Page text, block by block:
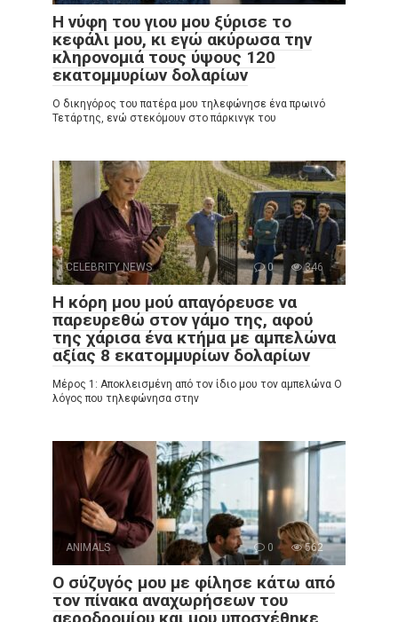
Η νύφη του γιου μου ξύρισε το
κεφάλι μου, κι εγώ ακύρωσα την
κληρονομιά τους ύψους 120
εκατομμυρίων δολαρίων
Ο δικηγόρος του πατέρα μου τηλεφώνησε ένα πρωινό
Τετάρτης, ενώ στεκόμουν στο πάρκινγκ του
CELEBRITY NEWS 0 346
Η κόρη μου μού απαγόρευσε να
παρευρεθώ στον γάμο της, αφού
της χάρισα ένα κτήμα με αμπελώνα
αξίας 8 εκατομμυρίων δολαρίων
Μέρος 1: Αποκλεισμένη από τον ίδιο μου τον αμπελώνα Ο
λόγος που τηλεφώνησα στην
ANIMALS 0 562
Ο σύζυγός μου με φίλησε κάτω από
τον πίνακα αναχωρήσεων του
αεροδρομίου και μου υποσχέθηκε